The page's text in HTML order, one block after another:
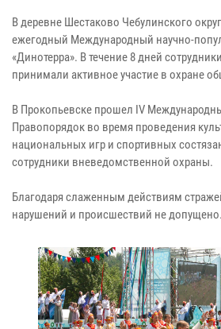
В деревне Шестаково Чебулинского
ежегодный Международный научно-
«Динотерра». В течение 8 дней
принимали активное участие в охране
В Прокопьевске прошел IV
Правопорядок во время проведения
национальных игр и спортивных
сотрудники вневедомственной охраны.
Благодаря слаженным действиям
нарушений и происшествий не допущено.